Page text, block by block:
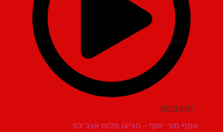
00:03:01
אסף מור יוסף – הגיעו מלוס אנג׳לס